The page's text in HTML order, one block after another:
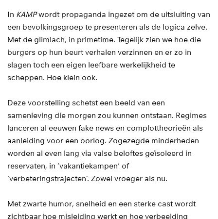
In KAMPwordt propaganda ingezet om de uitsluiting van
een bevolkingsgroep te presenteren als de logica zelve.
Met de glimlach, in primetime. Tegelijk zien we hoe die
burgers op hun beurt verhalen verzinnen en er zo in
slagen toch een eigen leefbare werkelijkheid te
scheppen. Hoe klein ook.
Deze voorstelling schetst een beeld van een
samenleving die morgen zou kunnen ontstaan. Regimes
lanceren al eeuwen fake news en complottheorieën als
aanleiding voor een oorlog. Zogezegde minderheden
worden al even lang via valse beloftes geïsoleerd in
reservaten, in ‘vakantiekampen’ of
‘verbeteringstrajecten’. Zowel vroeger als nu.
Met zwarte humor, snelheid en een sterke cast wordt
zichtbaar hoe misleiding werkt en hoe verbeelding